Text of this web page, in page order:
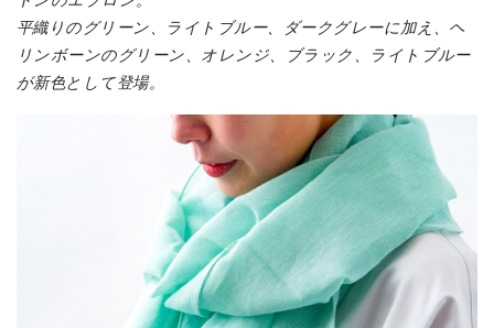
平織りのグリーン、ライトブルー、ダークグレーに加え、ヘ
リンボーンのグリーン、オレンジ、ブラック、ライトブルー
が新色として登場。